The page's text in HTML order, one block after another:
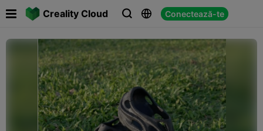
Creality Cloud   Conectează-te
 